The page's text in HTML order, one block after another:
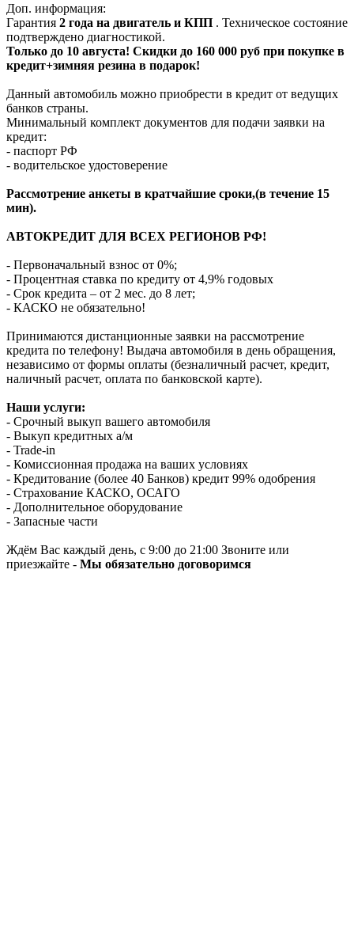
Доп. информация:
Гарантия 2 года на двигатель и КПП . Техническое состояние
подтверждено диагностикой.
Только до 10 августа! Скидки до 160 000 руб при покупке в
кредит+зимняя резина в подарок!
Данный автомобиль можно приобрести в кредит от ведущих
банков страны.
Минимальный комплект документов для подачи заявки на
кредит:
- паспорт РФ
- водительское удостоверение
Рассмотрение анкеты в кратчайшие сроки,(в течение 15
мин).
АВТОКРЕДИТ ДЛЯ ВСЕХ РЕГИОНОВ РФ!
- Первоначальный взнос от 0%;
- Процентная ставка по кредиту от 4,9% годовых
- Срок кредита – от 2 мес. до 8 лет;
- КАСКО не обязательно!
Принимаются дистанционные заявки на рассмотрение
кредита по телефону! Выдача автомобиля в день обращения,
независимо от формы оплаты (безналичный расчет, кредит,
наличный расчет, оплата по банковской карте).
Наши услуги:
- Срочный выкуп вашего автомобиля
- Выкуп кредитных а/м
- Trade-in
- Комиссионная продажа на ваших условиях
- Кредитование (более 40 Банков) кредит 99% одобрения
- Страхование КАСКО, ОСАГО
- Дополнительное оборудование
- Запасные части
Ждём Вас каждый день, с 9:00 до 21:00 Звоните или
приезжайте - Мы обязательно договоримся